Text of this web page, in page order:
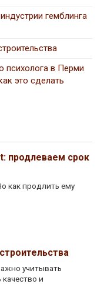
гемблинга
психолога в Перми
это сделать
продлеваем срок
как продлить ему
учитывать
и